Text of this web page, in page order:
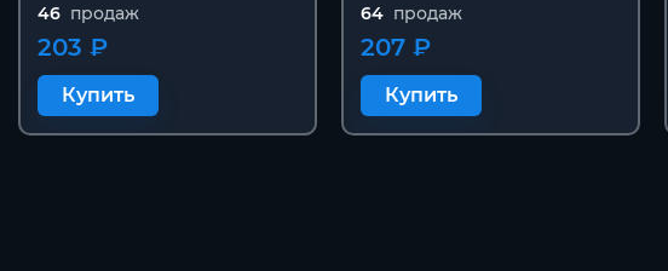
46 продаж
203 ₽
Купить
64 продаж
207 ₽
Купить